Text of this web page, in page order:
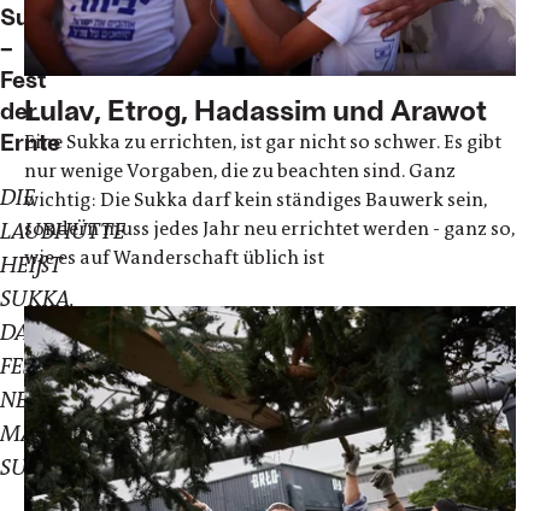
Sukkot
–
Fest
der
Ernte
DIE
LAUBHÜTTE
HEIßT
SUKKA,
DAS
FEST
NENNT
MAN
SUKKOT.
Lulav, Etrog, Hadassim und Arawot
Eine Sukka zu errichten, ist gar nicht so schwer. Es gibt
nur wenige Vorgaben, die zu beachten sind. Ganz
wichtig: Die Sukka darf kein ständiges Bauwerk sein,
sondern muss jedes Jahr neu errichtet werden - ganz so,
wie es auf Wanderschaft üblich ist